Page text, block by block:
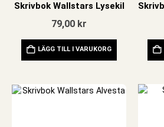
Skrivbok Wallstars Lysekil
79,00 kr
LÄGG TILL I VARUKORG